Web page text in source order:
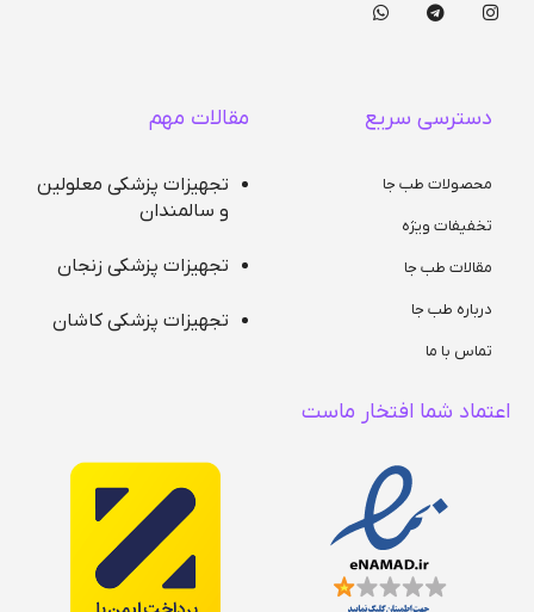
دسترسی سریع
محصولات طب جا
تخفیفات ویژه
مقالات طب جا
درباره طب جا
تماس با ما
مقالات مهم
تجهیزات پزشکی معلولین
و سالمندان
تجهیزات پزشکی زنجان
تجهیزات پزشکی کاشان
اعتماد شما افتخار ماست